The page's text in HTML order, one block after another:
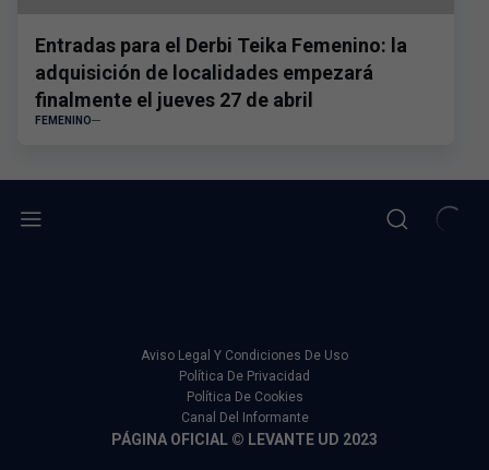
Entradas para el Derbi Teika Femenino: la
adquisición de localidades empezará
finalmente el jueves 27 de abril
FEMENINO
Aviso Legal Y Condiciones De Uso
Política De Privacidad
Política De Cookies
Canal Del Informante
PÁGINA OFICIAL © LEVANTE UD 2023